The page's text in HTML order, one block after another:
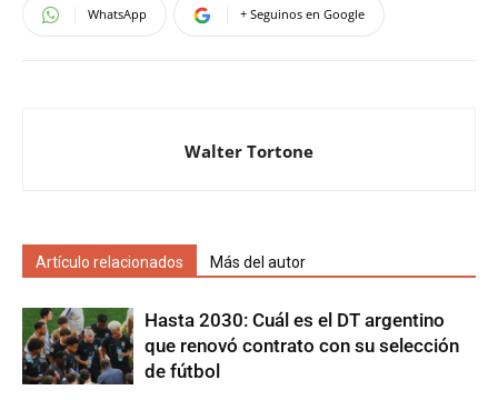
WhatsApp + Seguinos en Google
Walter Tortone
Artículo relacionados Más del autor
Hasta 2030: Cuál es el DT argentino
que renovó contrato con su selección
de fútbol